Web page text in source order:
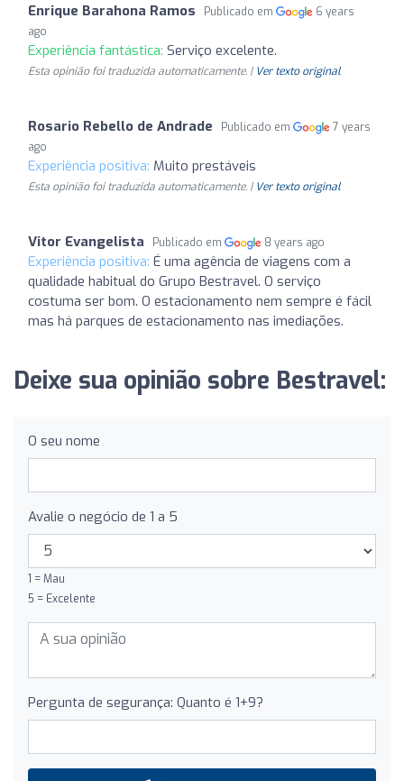
Enrique Barahona Ramos Publicado em
6 years
ago
Experiência fantástica: Serviço excelente.
Esta opinião foi traduzida automaticamente. | Ver texto original
Rosario Rebello de Andrade Publicado em
7 years
ago
Experiência positiva: Muito prestáveis
Esta opinião foi traduzida automaticamente. | Ver texto original
Vitor Evangelista Publicado em 8 years ago
Experiência positiva: É uma agência de viagens com a
qualidade habitual do Grupo Bestravel. O serviço
costuma ser bom. O estacionamento nem sempre é fácil
mas há parques de estacionamento nas imediações.
Deixe sua opinião sobre Bestravel:
O seu nome
Avalie o negócio de 1 a 5
1 = Mau
5 = Excelente
Pergunta de segurança: Quanto é 1+9?